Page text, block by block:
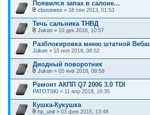
н
и
Появился запах в салоне...
л
о
ж
е
н
и
cbusiness » 18 сен 2013, 01:53
Течь сальника ТНВД
л
о
ж
е
н
и
Jukon » 10 дек 2018, 10:57
Разблокировка меню штатной
Jukon » 15 ноя 2018, 08:52
Диодный поворотник
л
о
ж
е
н
и
Jukon » 05 янв 2018, 09:58
Ремонт АКПП Q7 2006 3.0 TDI
PATOTSKI » 11 апр 2018, 16:35
Кушка-Кукушка
hp_unit » 03 фев 2015, 13:48